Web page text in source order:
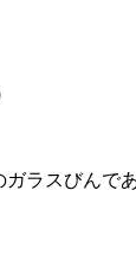
ラスびんで